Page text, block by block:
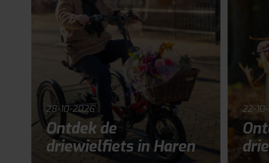
28-10-2026
Ontdek de
driewielfiets in Haren
22-